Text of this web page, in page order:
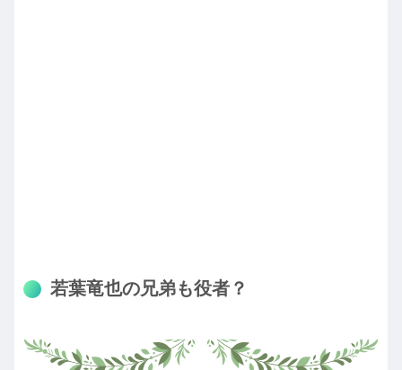
若葉竜也の兄弟も役者？